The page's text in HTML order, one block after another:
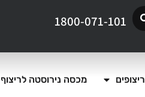
1800-071-101
ריצופים מכסה נירוסטה